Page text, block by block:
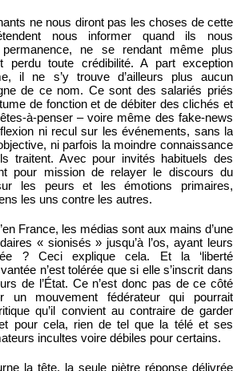
ne nous diront pas les choses de cette
nous informer quand ils nous
ne se rendant même plus
perdu toute crédibilité. A part exception
il ne s’y trouve d’ailleurs plus aucun
de ce nom. Ce sont des salariés priés
de fonction et de débiter des clichés et
à-penser – voire même des fake-news
ni recul sur les événements, sans la
ni parfois la moindre connaissance
traitent. Avec pour invités habituels des
pour mission de relayer le discours du
les peurs et les émotions primaires,
les uns contre les autres.
France, les médias sont aux mains d’une
« sionisés » jusqu’à l’os, ayant leurs
? Ceci explique cela. Et la ‘liberté
vantée n’est tolérée que si elle s’inscrit dans
de l’État. Ce n’est donc pas de ce côté
un mouvement fédérateur qui pourrait
qu’il convient au contraire de garder
pour cela, rien de tel que la télé et ses
incultes voire débiles pour certains.
la tête, la seule piètre réponse délivrée